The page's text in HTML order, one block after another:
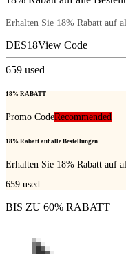
Erhalten Sie 18% Rabatt auf
DES18View Code
659 used
18% RABATT
Promo CodeRecommended
18% Rabatt auf alle Bestellungen
Erhalten Sie 18% Rabatt auf
659 used
BIS ZU 60% RABATT